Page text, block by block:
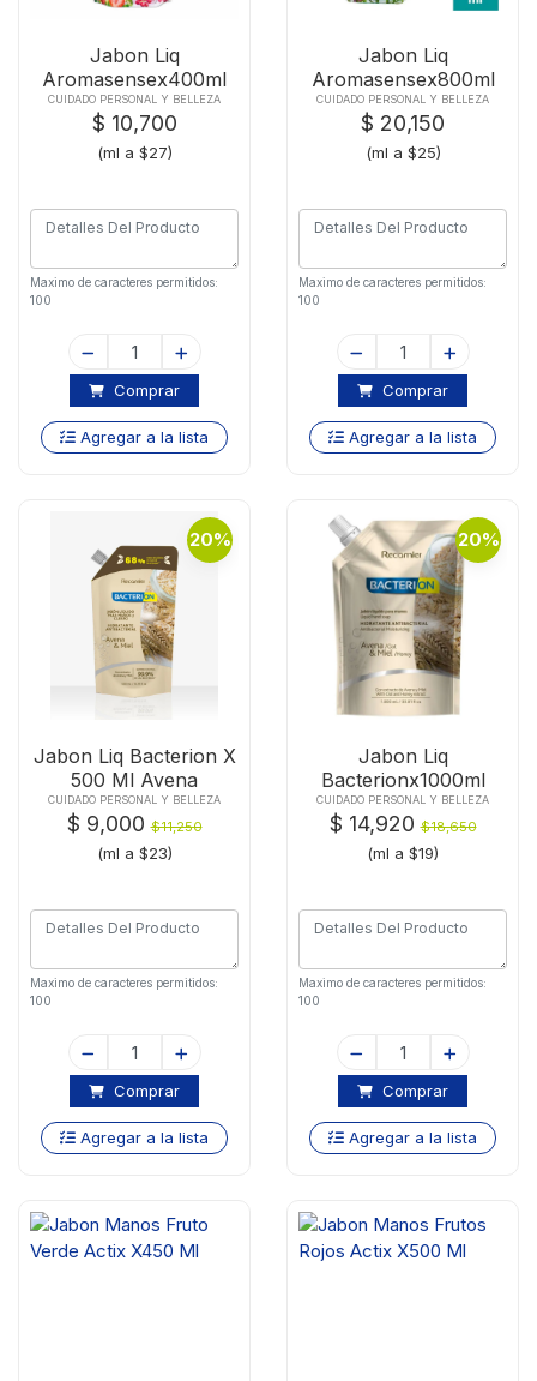
Jabon Liq
Aromasensex400ml
Frutos Rojos D-
CUIDADO PERSONAL Y BELLEZA
$ 10,700
(ml a $27)
Maximo de caracteres permitidos:
100
Comprar
Agregar a la lista
Jabon Liq
Aromasensex800ml
Aqua Bambu D-
CUIDADO PERSONAL Y BELLEZA
$ 20,150
(ml a $25)
Maximo de caracteres permitidos:
100
Comprar
Agregar a la lista
20%
Jabon Liq Bacterion X
500 Ml Avena
CUIDADO PERSONAL Y BELLEZA
$ 9,000$11,250
(ml a $23)
Maximo de caracteres permitidos:
100
Comprar
Agregar a la lista
20%
Jabon Liq
Bacterionx1000ml
Avena
CUIDADO PERSONAL Y BELLEZA
$ 14,920$18,650
(ml a $19)
Maximo de caracteres permitidos:
100
Comprar
Agregar a la lista